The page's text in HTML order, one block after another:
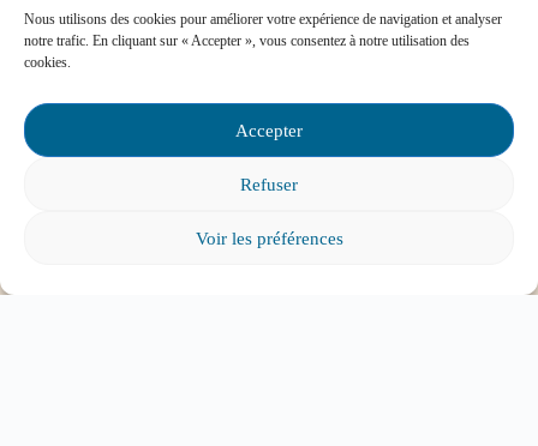
Nous utilisons des cookies pour améliorer votre expérience de navigation et analyser
notre trafic. En cliquant sur « Accepter », vous consentez à notre utilisation des
cookies.
Accepter
Refuser
Voir les préférences
Foire aux questions
Comment favoriser la persévérance scolaire?
Mon enfant est impliqué dans une situation